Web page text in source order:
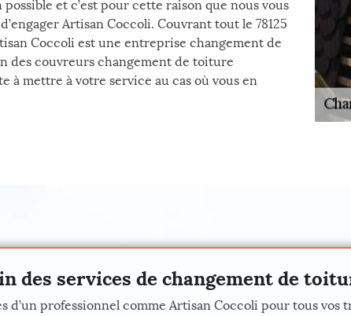
et c’est pour cette raison que nous vous
Artisan Coccoli. Couvrant tout le 78125
Coccoli est une entreprise changement de
des couvreurs changement de toiture
à mettre à votre service au cas où vous en
des services de changement de
d’un professionnel comme Artisan Coccoli pour tous